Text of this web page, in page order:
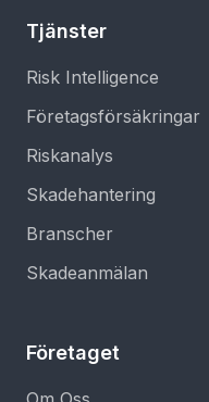
Tjänster
Risk Intelligence
Företagsförsäkringar
Riskanalys
Skadehantering
Branscher
Skadeanmälan
Företaget